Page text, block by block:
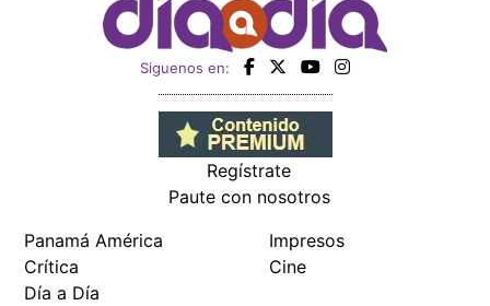
Siguenos en:
Regístrate
Paute con nosotros
Panamá América
Crítica
Día a Día
Impresos
Cine